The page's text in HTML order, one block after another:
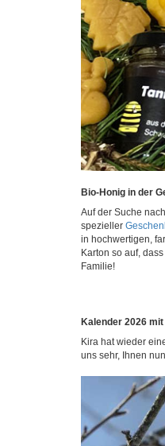
Bio-Honig in der
Auf der Suche
spezieller
in hochwertigen,
Karton so auf,
Familie!
Kalender 2026
Kira hat wieder
uns sehr, Ihnen